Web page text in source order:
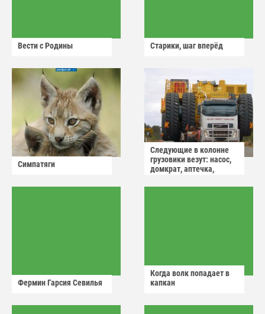
Вести с Родины Старики, шаг вперёд
Симпатяги
Следующие в колонне
грузовики везут: насос,
домкрат, аптечка,
Фермин Гарсия Севилья
Когда волк попадает в
капкан